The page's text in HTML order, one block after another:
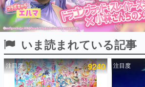
ピックアップ
電ファミのいま読まれている記事ランキング
いま読まれている記事
注目度 9240 注目度